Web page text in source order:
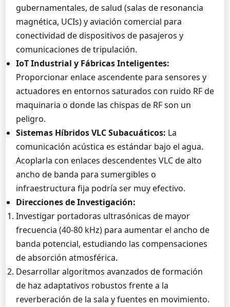
gubernamentales, de salud (salas de resonancia
magnética, UCIs) y aviación comercial para
conectividad de dispositivos de pasajeros y
comunicaciones de tripulación.
IoT Industrial y Fábricas Inteligentes:
Proporcionar enlace ascendente para sensores y
actuadores en entornos saturados con ruido RF de
maquinaria o donde las chispas de RF son un
peligro.
Sistemas Híbridos VLC Subacuáticos: La
comunicación acústica es estándar bajo el agua.
Acoplarla con enlaces descendentes VLC de alto
ancho de banda para sumergibles o
infraestructura fija podría ser muy efectivo.
Direcciones de Investigación:
Investigar portadoras ultrasónicas de mayor
frecuencia (40-80 kHz) para aumentar el ancho de
banda potencial, estudiando las compensaciones
de absorción atmosférica.
Desarrollar algoritmos avanzados de formación
de haz adaptativos robustos frente a la
reverberación de la sala y fuentes en movimiento.